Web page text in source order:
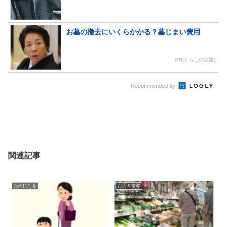
お墓の撤去にいくらかかる？墓じまい費用
PR(くらしの話題)
Recommended by
関連記事
ためになる お店＆接客